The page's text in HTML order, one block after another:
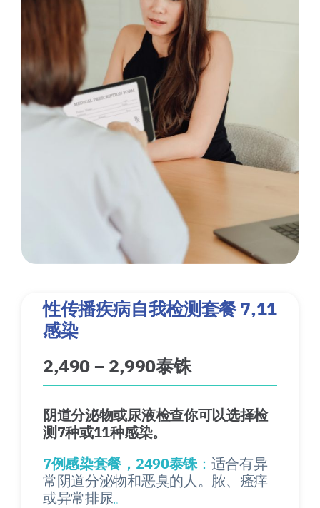
性传播疾病自我检测套餐 7,11
感染
2,490 – 2,990泰铢
阴道分泌物或尿液检查你可以选择检
测7种或11种感染。
7例感染套餐，2490泰铢： 适合有异
常阴道分泌物和恶臭的人。脓、瘙痒
或异常排尿。